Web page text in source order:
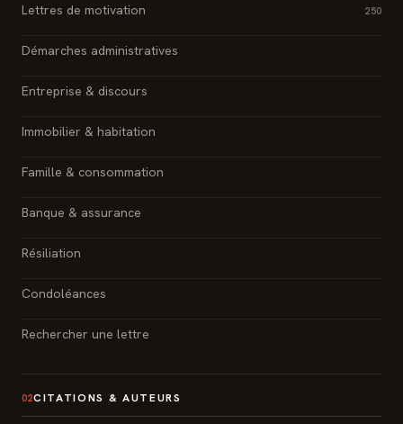
Lettres de motivation 250
Démarches administratives
Entreprise & discours
Immobilier & habitation
Famille & consommation
Banque & assurance
Résiliation
Condoléances
Rechercher une lettre
02CITATIONS & AUTEURS